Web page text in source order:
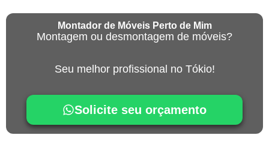
Montador de Móveis Perto de Mim
Montagem ou desmontagem de móveis?
Seu melhor profissional no Tókio!
Solicite seu orçamento